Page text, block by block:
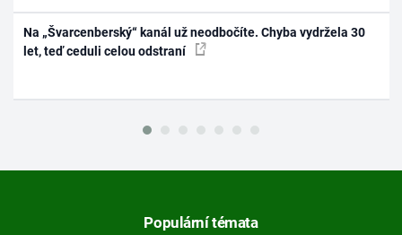
Na „Švarcenberský“ kanál už neodbočíte. Chyba vydržela 30
let, teď ceduli celou odstraní
Populární témata